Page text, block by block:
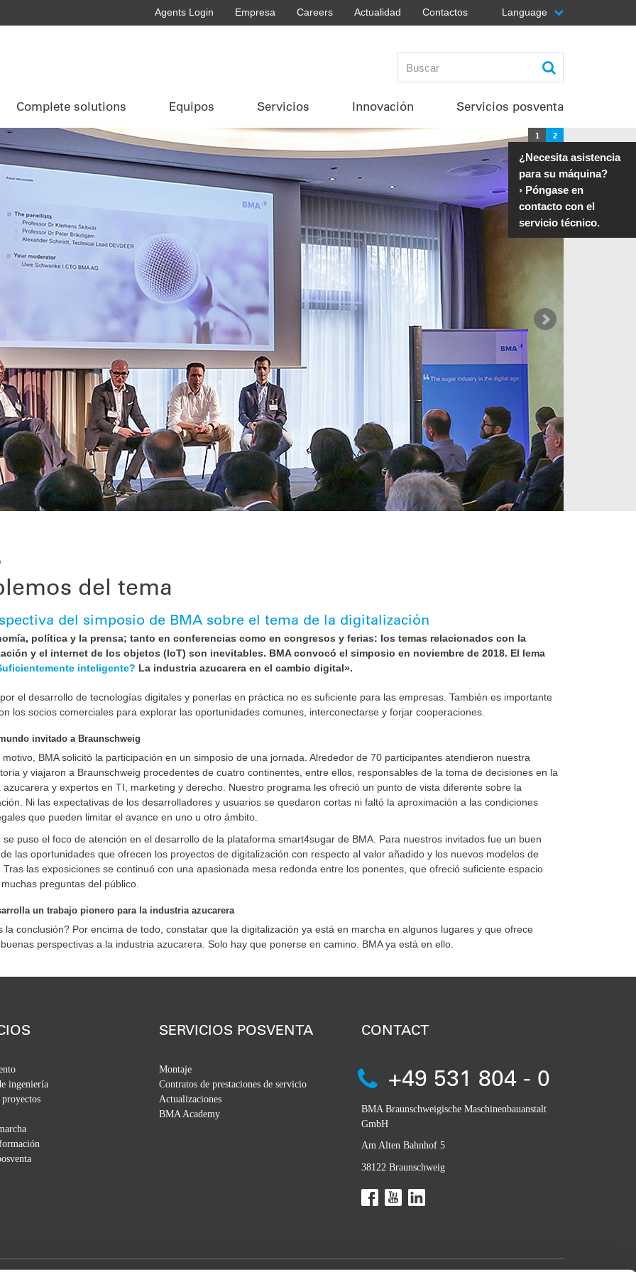
Agents Login Empresa Careers Actualidad Contactos Language
Complete solutions Equipos Servicios Innovación Servicios posventa
1 2
del tema
del simposio de BMA sobre el tema de la digitalización
política y la prensa; tanto en conferencias como en congresos y ferias: los temas relacionados con la
y el internet de los objetos (IoT) son inevitables. BMA convocó el simposio en noviembre de 2018. El lema
inteligente? La industria azucarera en el cambio digital».
el desarrollo de tecnologías digitales y ponerlas en práctica no es suficiente para las empresas. También es importante
los socios comerciales para explorar las oportunidades comunes, interconectarse y forjar cooperaciones.
invitado a Braunschweig
motivo, BMA solicitó la participación en un simposio de una jornada. Alrededor de 70 participantes atendieron nuestra
y viajaron a Braunschweig procedentes de cuatro continentes, entre ellos, responsables de la toma de decisiones en la
azucarera y expertos en TI, marketing y derecho. Nuestro programa les ofreció un punto de vista diferente sobre la
Ni las expectativas de los desarrolladores y usuarios se quedaron cortas ni faltó la aproximación a las condiciones
que pueden limitar el avance en uno u otro ámbito.
se puso el foco de atención en el desarrollo de la plataforma smart4sugar de BMA. Para nuestros invitados fue un buen
las oportunidades que ofrecen los proyectos de digitalización con respecto al valor añadido y los nuevos modelos de
Tras las exposiciones se continuó con una apasionada mesa redonda entre los ponentes, que ofreció suficiente espacio
preguntas del público.
un trabajo pionero para la industria azucarera
la conclusión? Por encima de todo, constatar que la digitalización ya está en marcha en algunos lugares y que ofrece
perspectivas a la industria azucarera. Solo hay que ponerse en camino. BMA ya está en ello.
ingeniería
SERVICIOS POSVENTA
Montaje
Contratos de prestaciones de servicio
Actualizaciones
BMA Academy
CONTACT
+49 531 804 - 0
BMA Braunschweigische Maschinenbauanstalt
GmbH
Am Alten Bahnhof 5
38122 Braunschweig
¿Necesita asistencia
para su máquina?
› Póngase en
contacto con el
servicio técnico.